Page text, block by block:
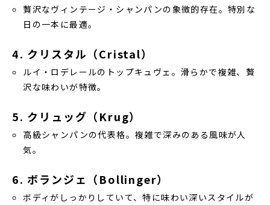
贅沢なヴィンテージ・シャンパンの象徴的存在。特別な
日の一本に最適。
4. クリスタル（Cristal）
ルイ・ロデレールのトップキュヴェ。滑らかで複雑、贅
沢な味わいが特徴。
5. クリュッグ（Krug）
高級シャンパンの代表格。複雑で深みのある風味が人
気。
6. ボランジェ（Bollinger）
ボディがしっかりしていて、特に味わい深いスタイルが